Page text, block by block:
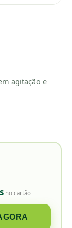
agitação e
no cartão